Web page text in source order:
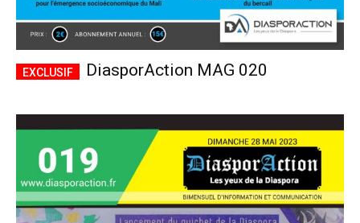
DiasporAction MAG 020